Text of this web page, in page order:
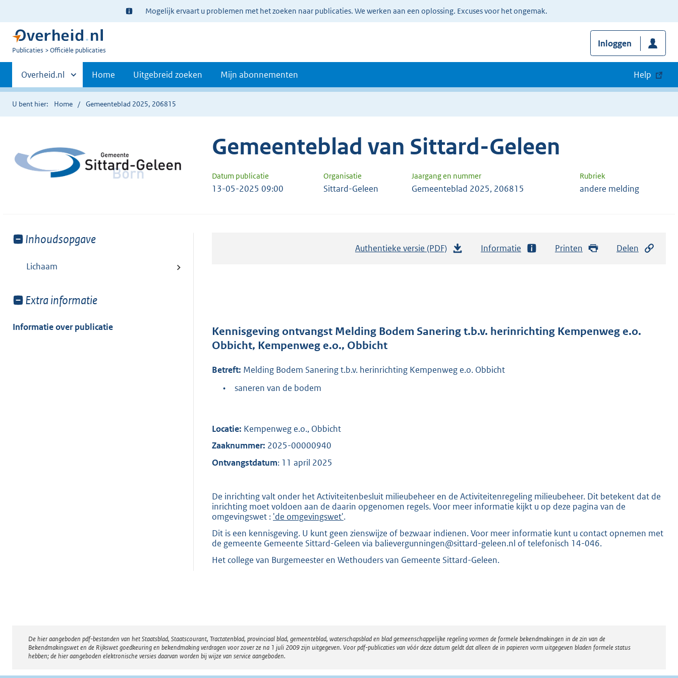
Ter
informatie:
Mogelijk ervaart u problemen met het zoeken naar publicaties. We werken aan een oplossing. Excuses voor het ongemak.
U
Publicaties Officiële publicaties
Inloggen
Primaire
navigatie
Andere
sites
binnen
Overheid.nl Home Uitgebreid zoeken Mijn abonnementen Help
U bent hier: Home Gemeenteblad 2025, 206815
Gemeenteblad van Sittard-Geleen
Datum publicatie Organisatie Jaargang en nummer Rubriek
13-05-2025 09:00 Sittard-Geleen Gemeenteblad 2025, 206815 andere melding
Toon
van:
Inhoudsopgave
Lichaam
Toon
van:
Extra informatie
Informatie over publicatie
Authentieke versie (PDF)
d
r
4
K
Informatie Printen Delen
Kennisgeving ontvangst Melding Bodem Sanering t.b.v. herinrichting Kempenweg e.o.
Obbicht, Kempenweg e.o., Obbicht
Betreft: Melding Bodem Sanering t.b.v. herinrichting Kempenweg e.o. Obbicht
•
saneren van de bodem
Locatie: Kempenweg e.o., Obbicht
Zaaknummer: 2025-00000940
Ontvangstdatum: 11 april 2025
De inrichting valt onder het Activiteitenbesluit milieubeheer en de Activiteitenregeling milieubeheer. Dit betekent dat de
inrichting moet voldoen aan de daarin opgenomen regels. Voor meer informatie kijkt u op deze pagina van de
omgevingswet : 'de omgevingswet'.
Dit is een kennisgeving. U kunt geen zienswijze of bezwaar indienen. Voor meer informatie kunt u contact opnemen met
de gemeente Gemeente Sittard-Geleen via balievergunningen@sittard-geleen.nl of telefonisch 14-046.
Het college van Burgemeester en Wethouders van Gemeente Sittard-Geleen.
Disclaimer
De hier aangeboden pdf-bestanden van het Staatsblad, Staatscourant, Tractatenblad, provinciaal blad, gemeenteblad, waterschapsblad en blad gemeenschappelijke regeling vormen de formele bekendmakingen in de zin van de
Bekendmakingswet en de Rijkswet goedkeuring en bekendmaking verdragen voor zover ze na 1 juli 2009 zijn uitgegeven. Voor pdf-publicaties van vóór deze datum geldt dat alleen de in papieren vorm uitgegeven bladen formele status
hebben; de hier aangeboden elektronische versies daarvan worden bij wijze van service aangeboden.